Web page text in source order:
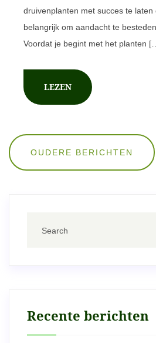
druivenplanten met succes te laten
belangrijk om aandacht te
Voordat je begint met het planten
LEZEN
Berichten
navigatie
OUDERE BERICHTEN
Recente berichten